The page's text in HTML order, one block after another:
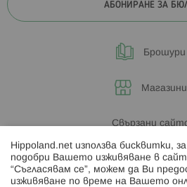
АБОНИРАНЕ ЗА
Брошури
Магазини
Свързани
Последвайте
Hippoland.net използва бисквитки,
подобри Вашето изживяване в
“Съгласявам се”, можем да Ви
изживяване по време на Вашето